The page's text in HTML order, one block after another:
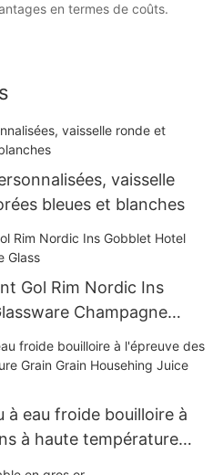
en termes de coûts.
vaisselle
bleues et blanches
Gol Rim Nordic Ins
Champagne
à eau froide bouilloire à
à haute température
Water tasse